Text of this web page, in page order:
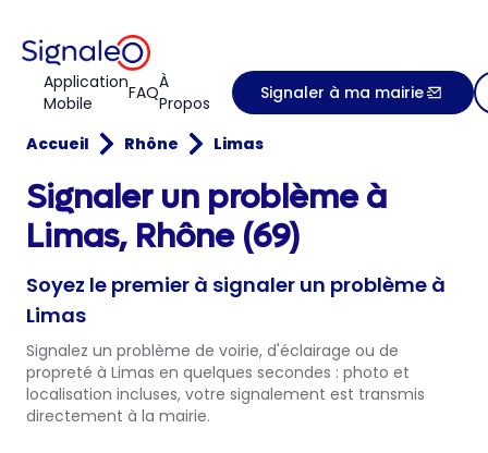
Application
Mobile
FAQÀ
Propos
Signaler à ma mairie
Accueil Rhône Limas
Signaler un problème à
Limas, Rhône (69)
Soyez le premier à signaler un problème à
Limas
Signalez un problème de voirie, d'éclairage ou de
propreté à Limas en quelques secondes : photo et
localisation incluses, votre signalement est transmis
directement à la mairie.